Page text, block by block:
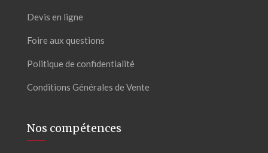
Devis en ligne
Foire aux questions
Politique de confidentialité
Conditions Générales de Vente
Nos compétences